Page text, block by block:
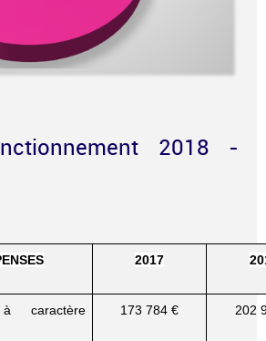
2018 -
2017
caractère
173 784 € 202